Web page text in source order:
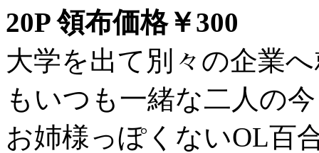
20P 領布価格￥300
大学を出て別々の企業
もいつも一緒な二人の
お姉様っぽくないOL百